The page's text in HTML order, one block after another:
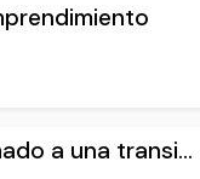
a una transi...